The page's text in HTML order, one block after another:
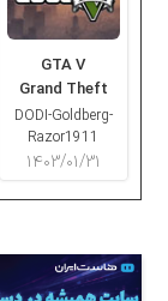
GTA V
Grand Theft
Auto V
DODI-Goldberg-
Razor1911
۱۴۰۳/۰۱/۳۱